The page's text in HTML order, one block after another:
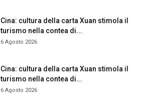
Cina: cultura della carta Xuan stimola il
turismo nella contea di...
6 Agosto 2026
Cina: cultura della carta Xuan stimola il
turismo nella contea di...
6 Agosto 2026